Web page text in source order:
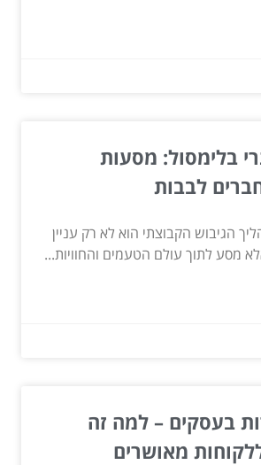
בלימסול: מסעות
לבבות
הגיבוש הקבוצתי הוא לא רק עניין
מסע לתוך עולם הטעמים והחוויות...
בעסקים – למה זה
מאושרים